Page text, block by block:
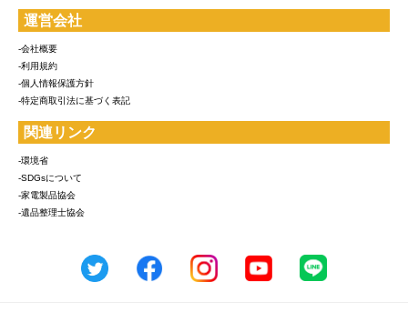
運営会社
-会社概要
-利用規約
-個人情報保護方針
-特定商取引法に基づく表記
関連リンク
-環境省
-SDGsについて
-家電製品協会
-遺品整理士協会